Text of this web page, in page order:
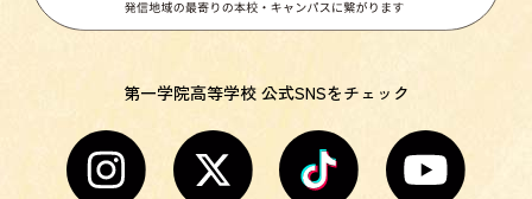
第一学院高等学校 公式SNSをチェック